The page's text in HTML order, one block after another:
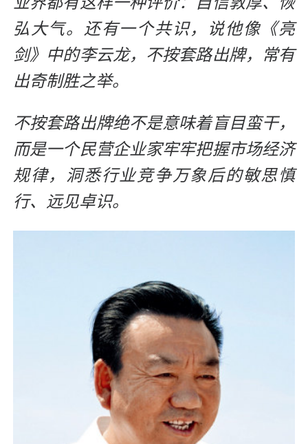
弘大气。还有一个共识，说他像《亮
剑》中的李云龙，不按套路出牌，常有
出奇制胜之举。
不按套路出牌绝不是意味着盲目蛮干，
而是一个民营企业家牢牢把握市场经济
规律，洞悉行业竞争万象后的敏思慎
行、远见卓识。